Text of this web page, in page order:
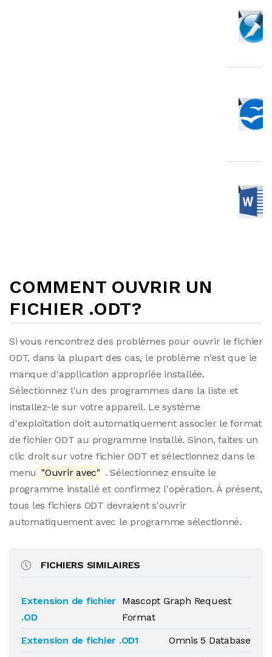
COMMENT OUVRIR UN
FICHIER .ODT?
Si vous rencontrez des problèmes pour ouvrir le fichier
ODT, dans la plupart des cas, le problème n'est que le
manque d'application appropriée installée.
Sélectionnez l'un des programmes dans la liste et
installez-le sur votre appareil. Le système
d'exploitation doit automatiquement associer le format
de fichier ODT au programme installé. Sinon, faites un
clic droit sur votre fichier ODT et sélectionnez dans le
menu "Ouvrir avec" . Sélectionnez ensuite le
programme installé et confirmez l'opération. À présent,
tous les fichiers ODT devraient s'ouvrir
automatiquement avec le programme sélectionné.
FICHIERS SIMILAIRES
Extension de fichier
.OD
Mascopt Graph Request
Format
Extension de fichier .OD1
Omnis 5 Database